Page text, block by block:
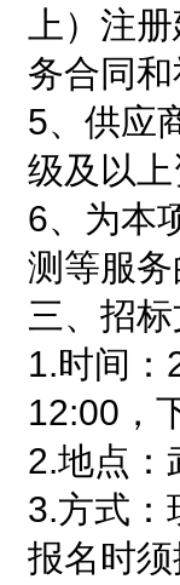
上）注
务合同
5、供应
级及以
6、为本
测等服
三、招
1.时间
12:00，
2.地点：
3.方式：
报名时